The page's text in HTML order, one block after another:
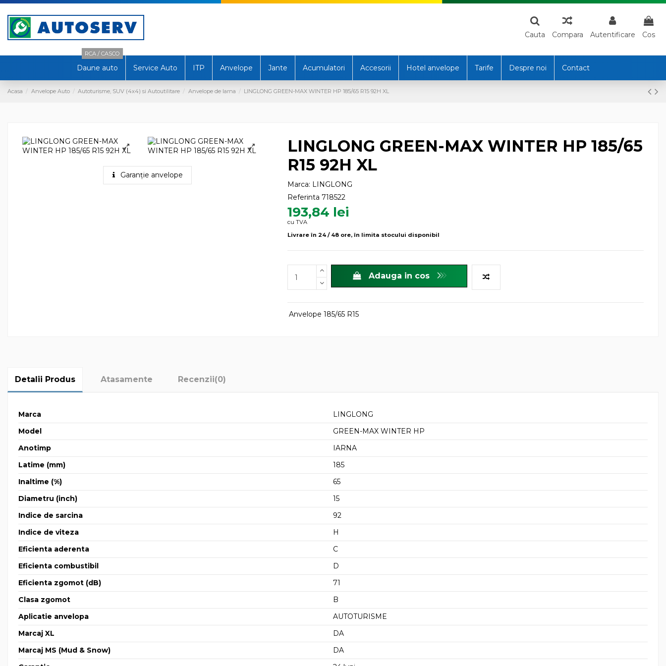
Cauta Compara Autentificare Cos
Daune auto
RCA / CASCO
Service Auto ITP Anvelope Jante Acumulatori Accesorii Hotel anvelope Tarife Despre noi Contact
Acasa Anvelope Auto Autoturisme, SUV (4x4) si Autoutilitare Anvelope de Iarna LINGLONG GREEN-MAX WINTER HP 185/65 R15 92H XL
Garanție anvelope
LINGLONG GREEN-MAX WINTER HP 185/65
R15 92H XL
Marca: LINGLONG
Referinta 718522
193,84 lei
cu TVA
Livrare în 24 / 48 ore, în limita stocului disponibil
Adauga in cos
Anvelope 185/65 R15
Detalii Produs Atasamente Recenzii(0)
Marca
LINGLONG
Model
GREEN-MAX WINTER HP
Anotimp
IARNA
Latime (mm)
185
Inaltime (%)
65
Diametru (inch)
15
Indice de sarcina
92
Indice de viteza
H
Eficienta aderenta
C
Eficienta combustibil
D
Eficienta zgomot (dB)
71
Clasa zgomot
B
Aplicatie anvelopa
AUTOTURISME
Marcaj XL
DA
Marcaj MS (Mud & Snow)
DA